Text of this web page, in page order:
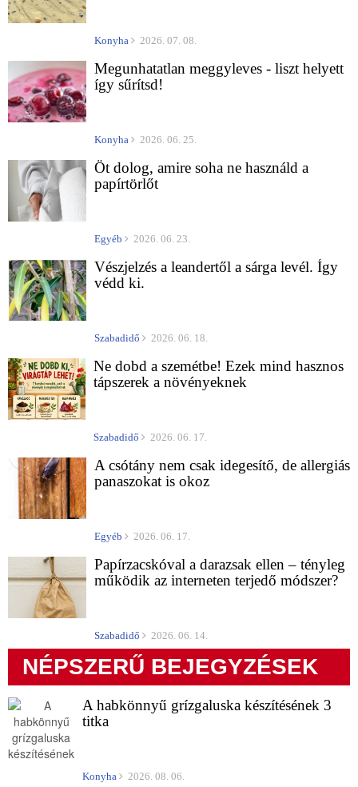
Konyha 2026. 07. 08.
Megunhatatlan meggyleves - liszt helyett
így sűrítsd!
Konyha 2026. 06. 25.
Öt dolog, amire soha ne használd a
papírtörlőt
Egyéb 2026. 06. 23.
Vészjelzés a leandertől a sárga levél. Így
védd ki.
Szabadidő 2026. 06. 18.
Ne dobd a szemétbe! Ezek mind hasznos
tápszerek a növényeknek
Szabadidő 2026. 06. 17.
A csótány nem csak idegesítő, de allergiás
panaszokat is okoz
Egyéb 2026. 06. 17.
Papírzacskóval a darazsak ellen – tényleg
működik az interneten terjedő módszer?
Szabadidő 2026. 06. 14.
NÉPSZERŰ BEJEGYZÉSEK
A habkönnyű grízgaluska készítésének 3
titka
Konyha 2026. 08. 06.